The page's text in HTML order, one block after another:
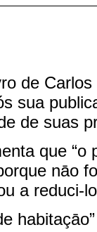
de
sua
de suas
que “o
nāo
a reduci-